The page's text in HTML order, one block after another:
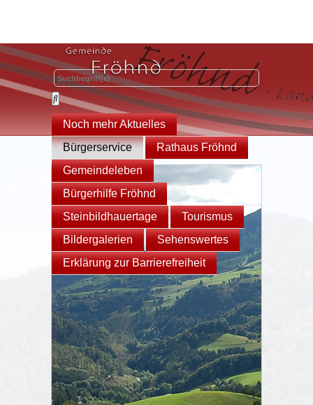
Noch mehr Aktuelles
Bürgerservice
Rathaus Fröhnd
Gemeindeleben
Bürgerhilfe Fröhnd
Steinbildhauertage
Tourismus
Bildergalerien
Sehenswertes
Erklärung zur Barrierefreiheit